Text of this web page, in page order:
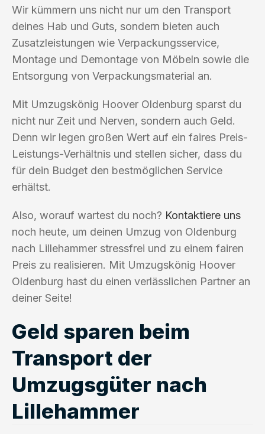
Wir kümmern uns nicht nur um den Transport
deines Hab und Guts, sondern bieten auch
Zusatzleistungen wie Verpackungsservice,
Montage und Demontage von Möbeln sowie die
Entsorgung von Verpackungsmaterial an.
Mit Umzugskönig Hoover Oldenburg sparst du
nicht nur Zeit und Nerven, sondern auch Geld.
Denn wir legen großen Wert auf ein faires Preis-
Leistungs-Verhältnis und stellen sicher, dass du
für dein Budget den bestmöglichen Service
erhältst.
Also, worauf wartest du noch? Kontaktiere uns
noch heute, um deinen Umzug von Oldenburg
nach Lillehammer stressfrei und zu einem fairen
Preis zu realisieren. Mit Umzugskönig Hoover
Oldenburg hast du einen verlässlichen Partner an
deiner Seite!
Geld sparen beim
Transport der
Umzugsgüter nach
Lillehammer